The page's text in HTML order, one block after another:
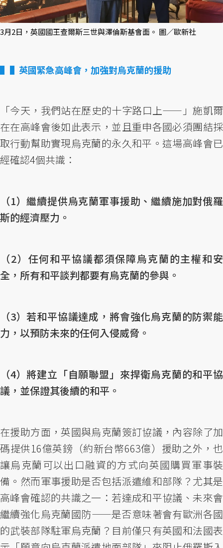
3月2日，英國國王查爾斯三世與澤倫斯基會面。 圖／歐新社
▌英國緊急高峰會，加強對烏克蘭的援助
「今天，我們站在歷史的十字路口上——」施凱爾
在在高峰會後如此表示，並且重申各國必須團結採
取行動幫助實現烏克蘭的永久和平。這場高峰會已
經確認4個共識：
（1）繼續提供烏克蘭軍事援助、繼續施加對俄羅
斯的經濟壓力。
（2）任何和平協議都須保障烏克蘭的主權和安
全，所有和平談判都要有烏克蘭的參與。
（3）若和平協議達成，將會強化烏克蘭的防禦能
力，以預防未來的任何入侵威脅。
（4）將建立「自願聯盟」來捍衛烏克蘭的和平協
議，並保證其後續的和平。
在援助方面，英國與烏克蘭簽訂協議，內容除了加
碼提供16億英鎊（約新台幣663億）援助之外，也
讓烏克蘭可以出口融資的方式向英國購買軍事裝
備。然而軍事援助是否包括派遣維和部隊？尤其是
高峰會確認的共識之一：若達成和平協議、未來會
繼續強化烏克蘭國防——是否意味著會有歐洲各國
的武裝部隊駐軍烏克蘭？目前僅只有英國和法國表